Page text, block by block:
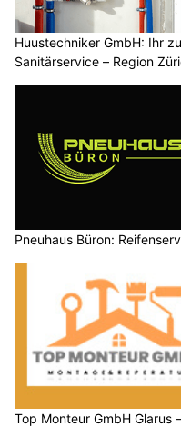
Huustechniker GmbH: Ihr
Sanitärservice – Region
Pneuhaus Büron:
Top Monteur GmbH Glarus